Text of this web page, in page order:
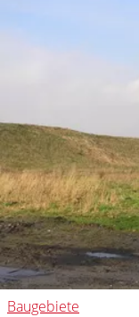
Baugebiete